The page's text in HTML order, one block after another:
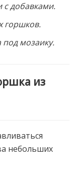
с добавками.
горшков.
под мозаику.
из
небольших